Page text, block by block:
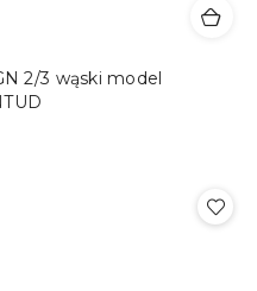
2/3 wąski model